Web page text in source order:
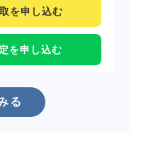
を申し込む
を申し込む
る